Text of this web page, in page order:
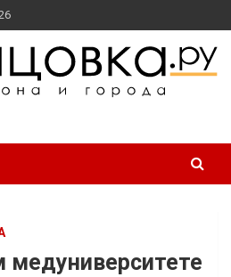
медуниверситете